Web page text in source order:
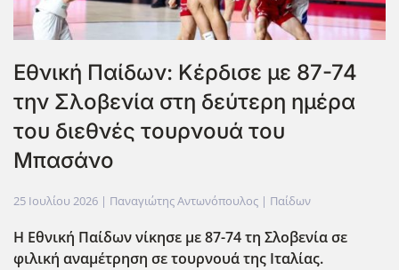
Εθνική Παίδων: Κέρδισε με 87-74
την Σλοβενία στη δεύτερη ημέρα
του διεθνές τουρνουά του
Μπασάνο
25 Ιουλίου 2026 | Παναγιώτης Αντωνόπουλος | Παίδων
Η Εθνική Παίδων νίκησε με 87-74 τη Σλοβενία σε
φιλική αναμέτρηση σε τουρνουά της Ιταλίας.